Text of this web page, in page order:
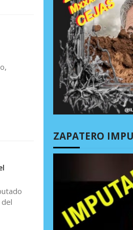
ZAPATERO